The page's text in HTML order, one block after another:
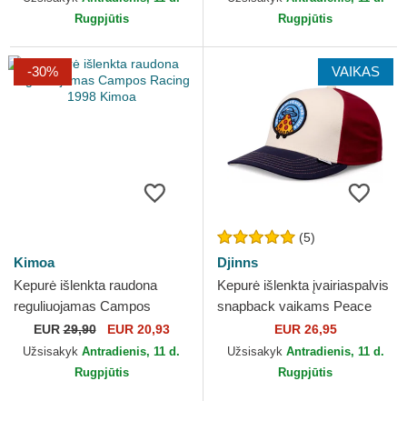
Rugpjūtis
Rugpjūtis
-30%
Kimoa
Kepurė išlenkta raudona
reguliuojamas Campos
Racing 1998 Kimoa
EUR29,90 EUR 20,93
Užsisakyk Antradienis, 11 d.
Rugpjūtis
VAIKAS
(5)
Djinns
Kepurė išlenkta įvairiaspalvis
snapback vaikams Peace
Pizza Food Djinns
EUR 26,95
Užsisakyk Antradienis, 11 d.
Rugpjūtis